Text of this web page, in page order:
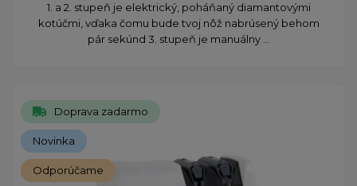
1. a 2. stupeň je elektrický, poháňaný diamantovými
kotúčmi, vďaka čomu bude tvoj nôž nabrúsený behom
pár sekúnd 3. stupeň je manuálny ...
Doprava zadarmo
Novinka
Odporúčame